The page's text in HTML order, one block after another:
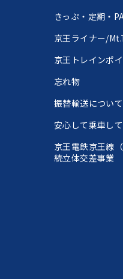
きっぷ・定期・
京王ライナー/
京王トレインポ
忘れ物
振替輸送について
安心して乗車し
京王電鉄京王線（
続立体交差事業